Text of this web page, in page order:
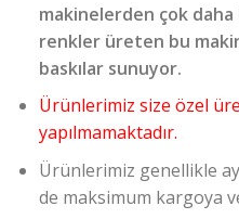
makinelerden çok
renkler üreten bu
baskılar sunuyor.
Ürünlerimiz size özel
yapılmamaktadır.
Ürünlerimiz genellikle
de maksimum kargoya